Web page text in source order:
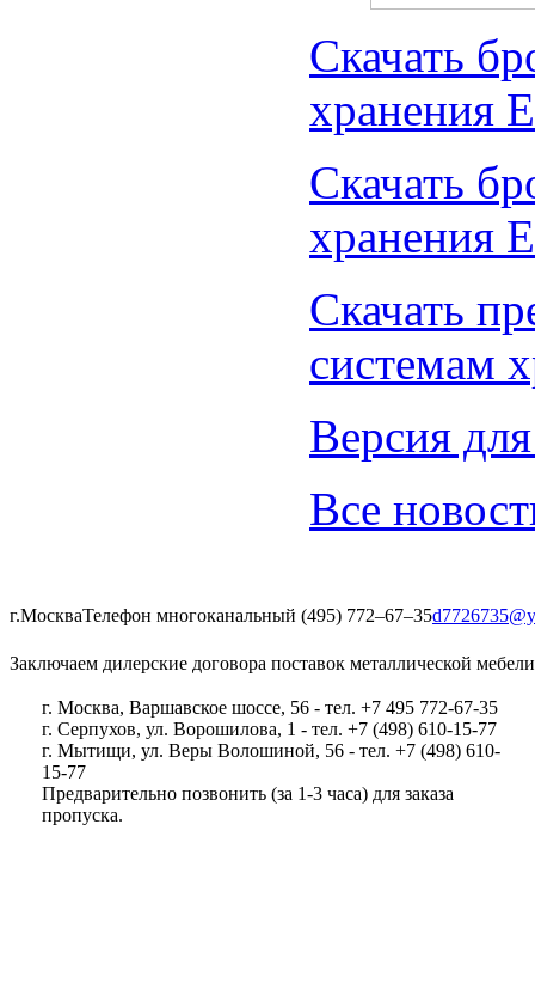
Скачать
хранения
Скачать
хранения
Скачать
системам
Версия
Все
г.МоскваТелефон многоканальный (495) 772‒67‒35
Заключаем дилерские договора поставок металлической мебели
г. Москва, Варшавское шоссе, 56 - тел. +7 495 772-67-35
г. Серпухов, ул. Ворошилова, 1 - тел. +7 (498) 610-15-77
г. Мытищи, ул. Веры Волошиной, 56 - тел. +7 (498) 610-
15-77
Предварительно позвонить (за 1-3 часа) для заказа
пропуска.